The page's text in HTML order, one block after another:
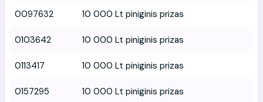
0097632 10 000 Lt piniginis prizas
0103642 10 000 Lt piniginis prizas
0113417 10 000 Lt piniginis prizas
0157295 10 000 Lt piniginis prizas